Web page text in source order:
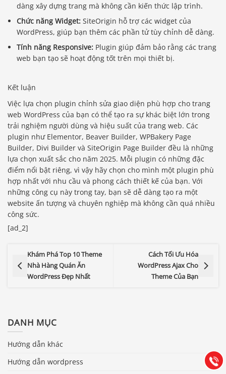
dàng xây dựng trang mà không cần kiến thức lập trình.
Chức năng Widget: SiteOrigin hỗ trợ các widget của
WordPress, giúp bạn thêm các phần tử tùy chỉnh dễ dàng.
Tính năng Responsive: Plugin giúp đảm bảo rằng các trang
web bạn tạo sẽ hoạt động tốt trên mọi thiết bị.
Kết luận
Việc lựa chọn plugin chỉnh sửa giao diện phù hợp cho trang
web WordPress của bạn có thể tạo ra sự khác biệt lớn trong
trải nghiệm người dùng và hiệu suất của trang web. Các
plugin như Elementor, Beaver Builder, WPBakery Page
Builder, Divi Builder và SiteOrigin Page Builder đều là những
lựa chọn xuất sắc cho năm 2025. Mỗi plugin có những đặc
điểm nổi bật riêng, vì vậy hãy chọn cho mình một plugin phù
hợp nhất với nhu cầu và phong cách thiết kế của bạn. Với
những công cụ này trong tay, bạn sẽ dễ dàng tạo ra một
website ấn tượng và chuyên nghiệp mà không cần quá nhiều
công sức.
[ad_2]
Khám Phá Top 10 Theme
Nhà Hàng Quán Ăn
WordPress Đẹp Nhất
Cách Tối Ưu Hóa
WordPress Ajax Cho
Theme Của Bạn
DANH MỤC
Hướng dẫn khác
Hướng dẫn wordpress
Gọi
(028) 22.166.144